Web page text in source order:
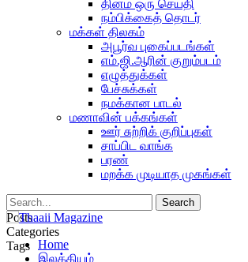
தினம் ஒரு செய்தி
நம்பிக்கைத் தொடர்
மக்கள் திலகம்
அபூர்வ புகைப்படங்கள்
எம்.ஜி.ஆரின் குறும்படம்
எழுத்துக்கள்
பேச்சுக்கள்
நமக்கான பாடல்
மணாவின் பக்கங்கள்
ஊர் சுற்றிக் குறிப்புகள்
சாப்பிட வாங்க
பரண்
மறக்க முடியாத முகங்கள்
Posts
Categories
Tags Home
இலக்கியம்